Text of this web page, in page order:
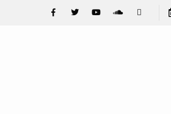
중요 메일메일 제목정준호 의원,